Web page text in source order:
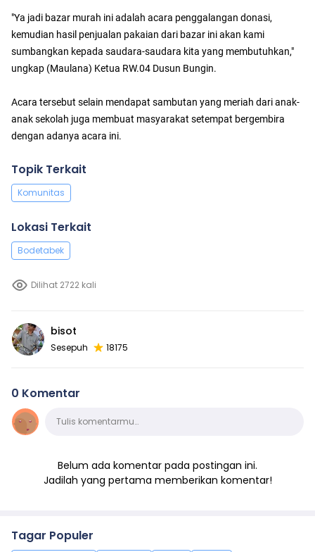
"Ya jadi bazar murah ini adalah acara penggalangan donasi,
kemudian hasil penjualan pakaian dari bazar ini akan kami
sumbangkan kepada saudara-saudara kita yang membutuhkan,"
ungkap (Maulana) Ketua RW.04 Dusun Bungin.
Acara tersebut selain mendapat sambutan yang meriah dari anak-
anak sekolah juga membuat masyarakat setempat bergembira
dengan adanya acara ini.
Topik Terkait
Komunitas
Lokasi Terkait
Bodetabek
Dilihat 2722 kali
bisot
Sesepuh 18175
0 Komentar
KomentarTulis komentarmu…
Belum ada komentar pada postingan ini.
Jadilah yang pertama memberikan komentar!
Tagar Populer